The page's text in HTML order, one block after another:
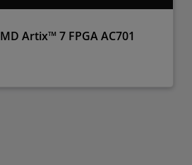
Artix™ 7 FPGA AC701